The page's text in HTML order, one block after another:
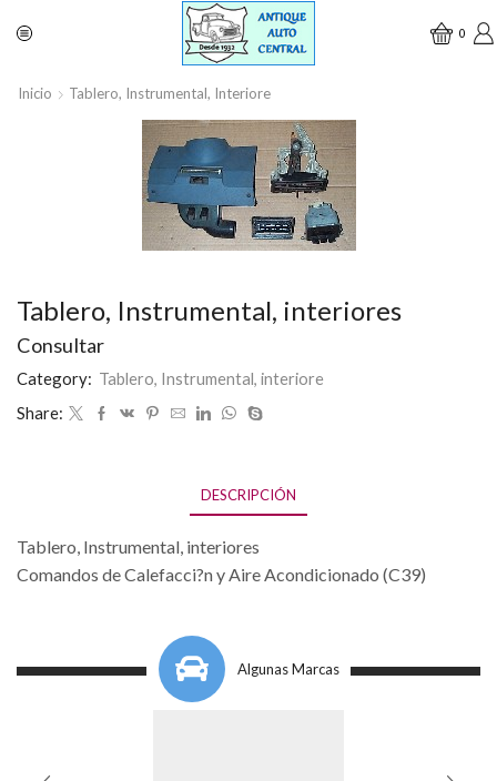
0
Inicio Tablero, Instrumental, Interiore
Tablero, Instrumental, interiores
Consultar
Category: Tablero, Instrumental, interiore
Share:
DESCRIPCIÓN
Tablero, Instrumental, interiores
Comandos de Calefacci?n y Aire Acondicionado (C39)
Algunas Marcas